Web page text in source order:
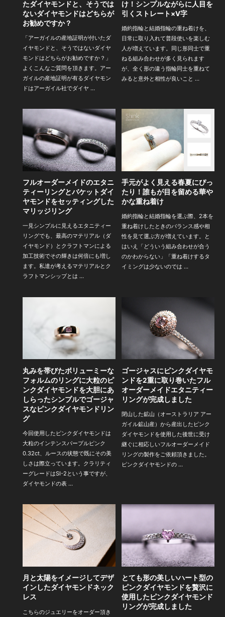
たダイヤモンドと、そうでは
ないダイヤモンドはどちらが
お勧めですか？
「アーガイルの産地証明が付いたダ
イヤモンドと、そうではないダイヤ
モンドはどちらがお勧めですか？」
よくこんなご質問を頂きます。アー
ガイルの産地証明が有るダイヤモン
ドはアーガイル社でダイヤ …
け！シンプルながらに人目を
引くストレート×V字
婚約指輪と結婚指輪の重ね着けを、
日常に取り入れて普段使いを楽しむ
人が増えています。同じ形同士で重
ねる組み合わせが多く見られます
が、全く形の違う指輪同士を重ねて
みると意外と相性が良いこと …
フルオーダーメイドのエタニ
ティーリングとバケットダイ
ヤモンドをセッティングした
マリッジリング
一見シンプルに見えるエタニティー
リングでも、最高のマテリアル（ダ
イヤモンド）とクラフトマンによる
加工技術でその輝きは何倍にも増し
ます。私達が考えるマテリアルとク
ラフトマンシップとは …
手元がよく見える春夏にぴっ
たり！誰もが目を留める華や
かな重ね着け
婚約指輪と結婚指輪を選ぶ際、2本を
重ね着けしたときのバランス感や相
性を見て選ぶ方が増えています。と
はいえ「どういう組み合わせが合う
のかわからない」「重ね着けするタ
イミングは少ないのでは …
丸みを帯びたボリューミーな
フォルムのリングに大粒のピ
ンクダイヤモンドを大胆にあ
しらったシンプルでゴージャ
スなピンクダイヤモンドリン
グ
今回使用したピンクダイヤモンドは
大粒のインテンスパープルピンク
0.32ct、ルースの状態で既にその美
しさは際立っています。クラリティ
ーグレードはSI-2という事ですが、
ダイヤモンドの表 …
ゴージャスにピンクダイヤモ
ンドを2重に取り巻いたフル
オーダーメイドエタニティー
リングが完成しました
閉山した鉱山（オーストラリア アー
ガイル鉱山産）から産出したピンク
ダイヤモンドを使用した後世に受け
継ぐに相応しいフルオーダーメイド
リングの製作をご依頼頂きました。
ピンクダイヤモンドの …
月と太陽をイメージしてデザ
インしたダイヤモンドネック
レス
こちらのジュエリーをオーダー頂き
とても形の美しいハート型の
ピンクダイヤモンドを贅沢に
使用したピンクダイヤモンド
リングが完成しました